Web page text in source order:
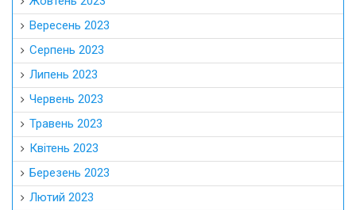
Вересень 2023
Серпень 2023
Липень 2023
Червень 2023
Травень 2023
Квітень 2023
Березень 2023
Лютий 2023